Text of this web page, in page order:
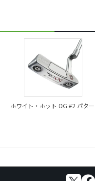
ホワイト・ホット OG #2 パター